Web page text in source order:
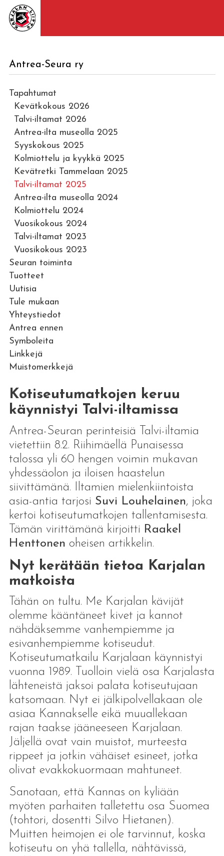
Antrea-Seura ry
Tapahtumat
Kevätkokous 2026
Talvi-iltamat 2026
Antrea-ilta museolla 2025
Syyskokous 2025
Kolmiottelu ja kyykkä 2025
Kevätretki Tammelaan 2025
Talvi-iltamat 2025
Antrea-ilta museolla 2024
Kolmiottelu 2024
Vuosikokous 2024
Talvi-iltamat 2023
Vuosikokous 2023
Seuran toiminta
Tuotteet
Uutisia
Tule mukaan
Yhteystiedot
Antrea ennen
Symboleita
Linkkejä
Muistomerkkejä
Kotiseutumatkojen keruu
käynnistyi Talvi-iltamissa
Antrea-Seuran perinteisiä Talvi-iltamia
vietettiin 8.2. Riihimäellä Punaisessa
talossa yli 60 hengen voimin mukavan
yhdessäolon ja iloisen haastelun
siivittämänä. Iltamien mielenkiintoista
asia-antia tarjosi Suvi Louhelainen, joka
kertoi kotiseutumatkojen tallentamisesta.
Tämän virittämänä kirjoitti Raakel
Henttonen oheisen artikkelin.
Nyt kerätään tietoa Karjalan
matkoista
Tähän on tultu. Me Karjalan kävijät
olemme kääntäneet kivet ja kannot
nähdäksemme vanhempiemme ja
esivanhempiemme kotiseudut.
Kotiseutumatkailu Karjalaan käynnistyi
vuonna 1989. Tuolloin vielä osa Karjalasta
lähteneistä jaksoi palata kotiseutujaan
katsomaan. Nyt ei jälkipolvellakaan ole
asiaa Kannakselle eikä muuallekaan
rajan taakse jääneeseen Karjalaan.
Jäljellä ovat vain muistot, murteesta
rippeet ja jotkin vähäiset esineet, jotka
olivat evakkokuormaan mahtuneet.
Sanotaan, että Kannas on kyliään
myöten parhaiten talletettu osa Suomea
(tohtori, dosentti Silvo Hietanen).
Muitten heimojen ei ole tarvinnut, koska
kotiseutu on yhä tallella, nähtävissä,